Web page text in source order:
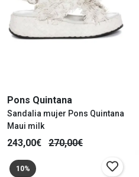
Pons Quintana
Sandalia mujer Pons Quintana
Maui milk
243,00€ 270,00€
10%